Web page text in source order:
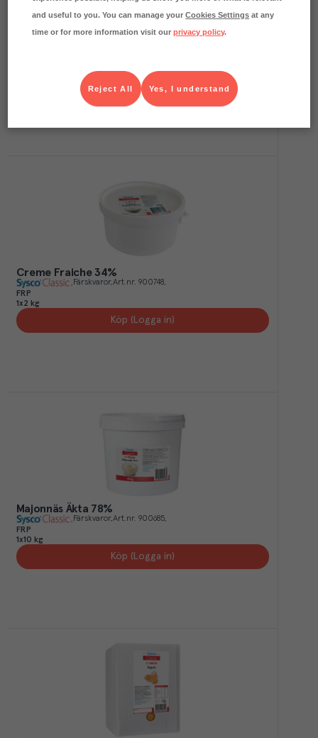
Vispgrädde 36% Laktosfri
Köp (Logga in)
Creme Fraiche 34%
Färskvaror Art.nr. 900748
FRP
1x2 kg
Köp (Logga in)
Majonnäs Äkta 78%
Färskvaror Art.nr. 900685
FRP
1x10 kg
Köp (Logga in)
and useful to you. You can manage yourCookies Settings at any
time or for more information visit ourprivacy policy.
Yes, I understand
Reject All